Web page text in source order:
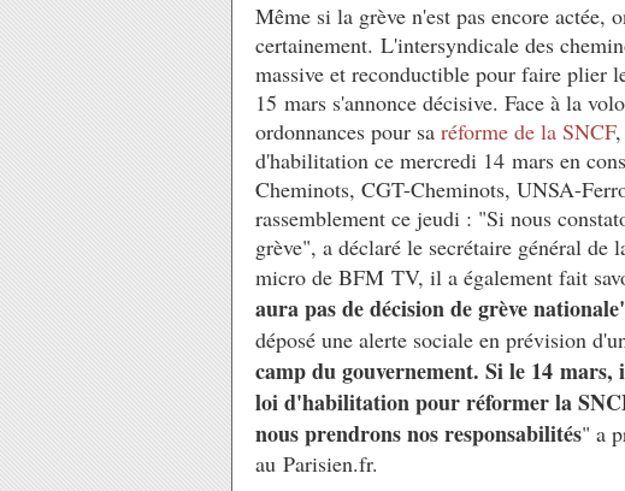
Même si la grève n'est pas encore actée,
certainement. L'intersyndicale des
massive et reconductible pour faire plier
15 mars s'annonce décisive. Face à la
ordonnances pour sa réforme de la SNCF
d'habilitation ce mercredi 14 mars en
Cheminots, CGT-Cheminots, UNSA-
rassemblement ce jeudi : "Si nous
grève", a déclaré le secrétaire général
micro de BFM TV, il a également fait
aura pas de décision de grève
déposé une alerte sociale en prévision
camp du gouvernement. Si le 14 mars,
loi d'habilitation pour réformer la
nous prendrons nos responsabilités" a
au Parisien.fr.